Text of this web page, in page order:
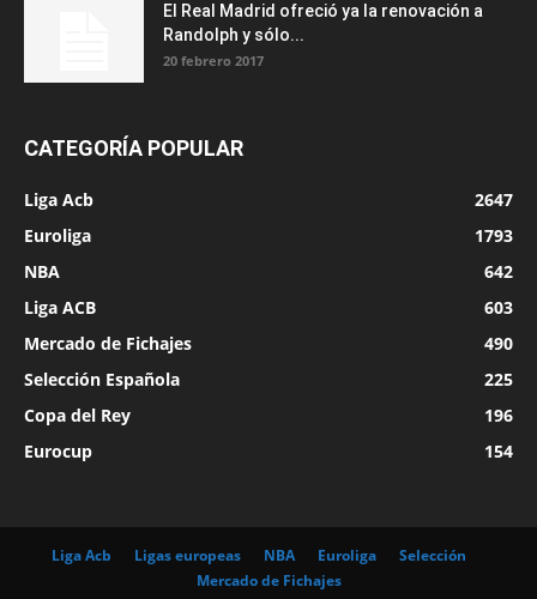
El Real Madrid ofreció ya la renovación a
Randolph y sólo...
20 febrero 2017
CATEGORÍA POPULAR
Liga Acb
2647
Euroliga
1793
NBA
642
Liga ACB
603
Mercado de Fichajes
490
Selección Española
225
Copa del Rey
196
Eurocup
154
Liga Acb Ligas europeas NBA Euroliga
Selección
Mercado de Fichajes